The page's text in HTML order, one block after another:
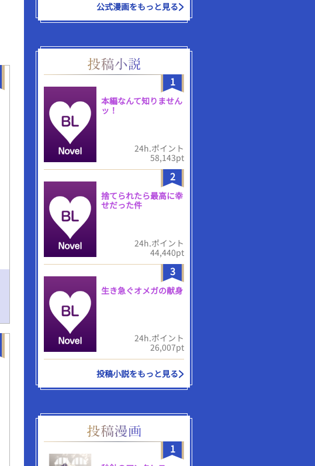
公式漫画をもっと見る
1
本編なんて知りません
ッ！
24h.ポイント
58,143pt
2
捨てられたら最高に幸
せだった件
24h.ポイント
44,440pt
3
生き急ぐオメガの献身
24h.ポイント
26,007pt
投稿小説をもっと見る
1